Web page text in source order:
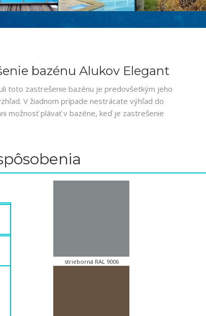
bazénu Alukov Elegant
toto zastrešenie bazénu je predovšetkým jeho
V žiadnom prípade nestrácate výhľad do
možnosť plávať v bazéne, keď je zastrešenie
strieborná RAL 9006